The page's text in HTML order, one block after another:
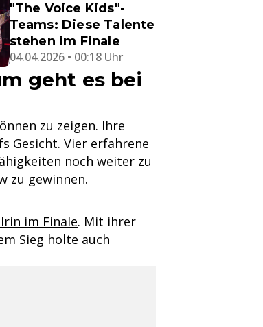
"The Voice Kids"-
Teams: Diese Talente
stehen im Finale
04.04.2026 • 00:18 Uhr
geht es bei
zu zeigen. Ihre
Gesicht. Vier erfahrene
noch weiter zu
zu gewinnen.
im Finale. Mit ihrer
Sieg holte auch